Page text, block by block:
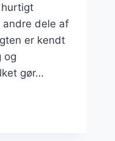
dele af
er kendt
og
gør…